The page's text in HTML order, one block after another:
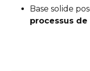
Base solide
processus